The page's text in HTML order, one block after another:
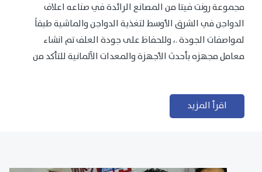
مجموعة رونت فيتا من المصانع الرائدة في صناعه اعلاف
الدواجن في الشرق الأوسط لتغذية الدواجن والماشية طبقاً
لمواصفات الجودة .، وللحفاظ على جودة العلف تم انشاء
معامل مجهزه بأحدث الأجهزة والمعدات الآلمانية للتأكد من
اقرأ المزيد